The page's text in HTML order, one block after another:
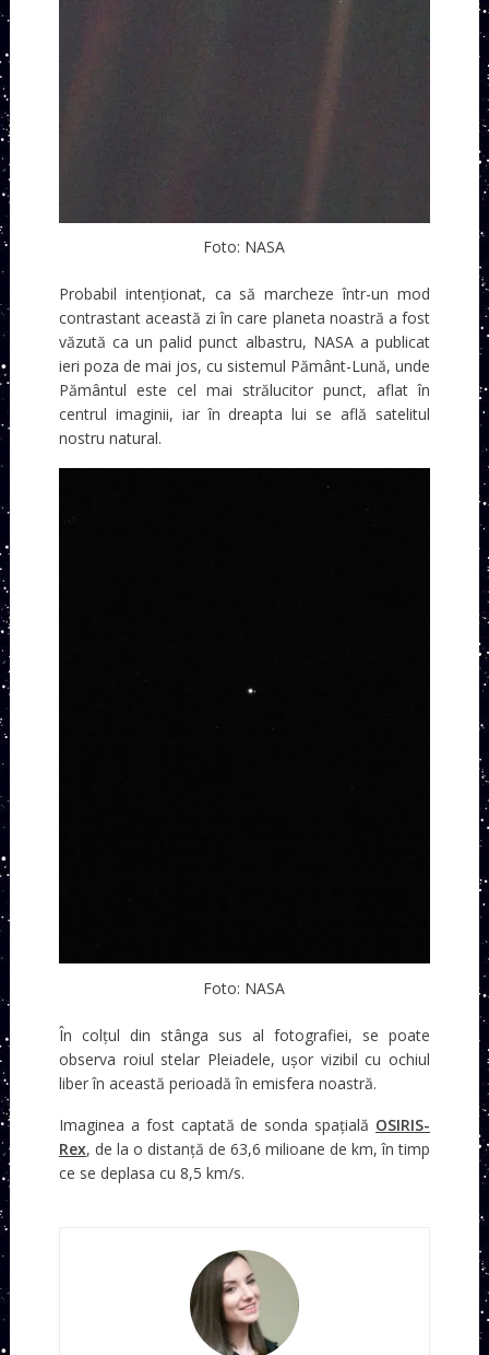
Foto: NASA
Probabil intenționat, ca să marcheze într-un mod
contrastant această zi în care planeta noastră a fost
văzută ca un palid punct albastru, NASA a publicat
ieri poza de mai jos, cu sistemul Pământ-Lună, unde
Pământul este cel mai strălucitor punct, aflat în
centrul imaginii, iar în dreapta lui se află satelitul
nostru natural.
Foto: NASA
În colțul din stânga sus al fotografiei, se poate
observa roiul stelar Pleiadele, ușor vizibil cu ochiul
liber în această perioadă în emisfera noastră.
Imaginea a fost captată de sonda spațială OSIRIS-
Rex, de la o distanță de 63,6 milioane de km, în timp
ce se deplasa cu 8,5 km/s.